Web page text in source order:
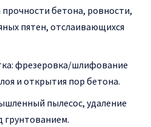
бетона, ровности,
пятен, отслаивающихся
фрезеровка/шлифование
и открытия пор бетона.
пылесос, удаление
грунтованием.